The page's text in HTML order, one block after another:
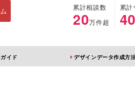
累計相談数
20万件超
累
イド デザインデータ作成方